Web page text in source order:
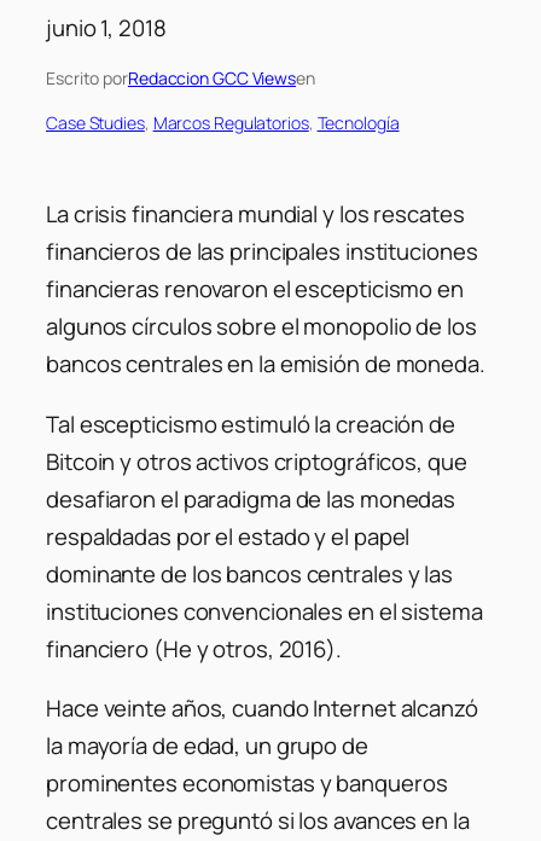
junio 1, 2018
Escrito porRedaccion GCC Viewsen
Case Studies, Marcos Regulatorios, Tecnología
La crisis financiera mundial y los rescates
financieros de las principales instituciones
financieras renovaron el escepticismo en
algunos círculos sobre el monopolio de los
bancos centrales en la emisión de moneda.
Tal escepticismo estimuló la creación de
Bitcoin y otros activos criptográficos, que
desafiaron el paradigma de las monedas
respaldadas por el estado y el papel
dominante de los bancos centrales y las
instituciones convencionales en el sistema
financiero (He y otros, 2016).
Hace veinte años, cuando Internet alcanzó
la mayoría de edad, un grupo de
prominentes economistas y banqueros
centrales se preguntó si los avances en la